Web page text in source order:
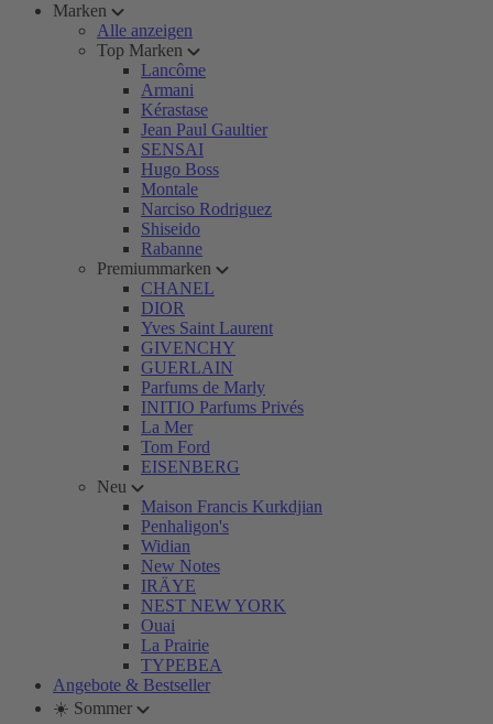
Marken
Alle anzeigen
Top Marken
Lancôme
Armani
Kérastase
Jean Paul Gaultier
SENSAI
Hugo Boss
Montale
Narciso Rodriguez
Shiseido
Rabanne
Premiummarken
CHANEL
DIOR
Yves Saint Laurent
GIVENCHY
GUERLAIN
Parfums de Marly
INITIO Parfums Privés
La Mer
Tom Ford
EISENBERG
Neu
Maison Francis Kurkdjian
Penhaligon's
Widian
New Notes
IRÄYE
NEST NEW YORK
Ouai
La Prairie
TYPEBEA
Angebote & Bestseller
☀️ Sommer